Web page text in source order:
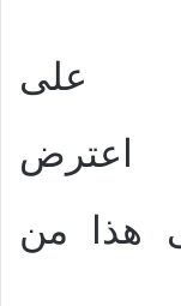
على
اعترض
هذا من